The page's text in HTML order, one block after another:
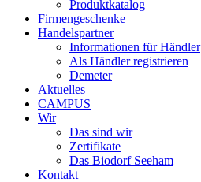
Produktkatalog
Firmengeschenke
Handelspartner
Informationen für Händler
Als Händler registrieren
Demeter
Aktuelles
CAMPUS
Wir
Das sind wir
Zertifikate
Das Biodorf Seeham
Kontakt